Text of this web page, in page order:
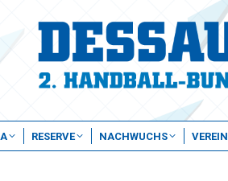
RESERVE NACHWUCHS VEREIN